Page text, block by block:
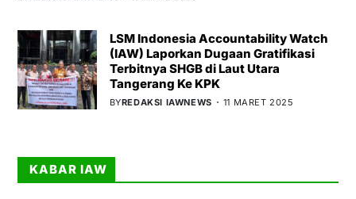
LSM Indonesia Accountability Watch
(IAW) Laporkan Dugaan Gratifikasi
Terbitnya SHGB di Laut Utara
Tangerang Ke KPK
BYREDAKSI IAWNEWS 11 MARET 2025
KABAR IAW